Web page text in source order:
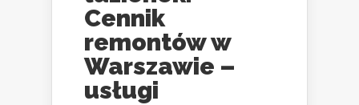
Cennik
remontów w
Warszawie –
usługi